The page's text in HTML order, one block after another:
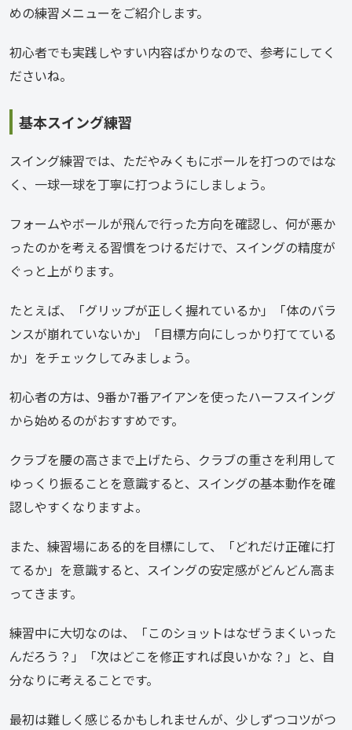
めの練習メニューをご紹介します。
初心者でも実践しやすい内容ばかりなので、参考にしてく
ださいね。
基本スイング練習
スイング練習では、ただやみくもにボールを打つのではな
く、一球一球を丁寧に打つようにしましょう。
フォームやボールが飛んで行った方向を確認し、何が悪か
ったのかを考える習慣をつけるだけで、スイングの精度が
ぐっと上がります。
たとえば、「グリップが正しく握れているか」「体のバラ
ンスが崩れていないか」「目標方向にしっかり打てている
か」をチェックしてみましょう。
初心者の方は、9番か7番アイアンを使ったハーフスイング
から始めるのがおすすめです。
クラブを腰の高さまで上げたら、クラブの重さを利用して
ゆっくり振ることを意識すると、スイングの基本動作を確
認しやすくなりますよ。
また、練習場にある的を目標にして、「どれだけ正確に打
てるか」を意識すると、スイングの安定感がどんどん高ま
ってきます。
練習中に大切なのは、「このショットはなぜうまくいった
んだろう？」「次はどこを修正すれば良いかな？」と、自
分なりに考えることです。
最初は難しく感じるかもしれませんが、少しずつコツがつ